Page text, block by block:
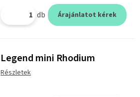
db Árajánlatot kérek
Legend mini Rhodium
Részletek